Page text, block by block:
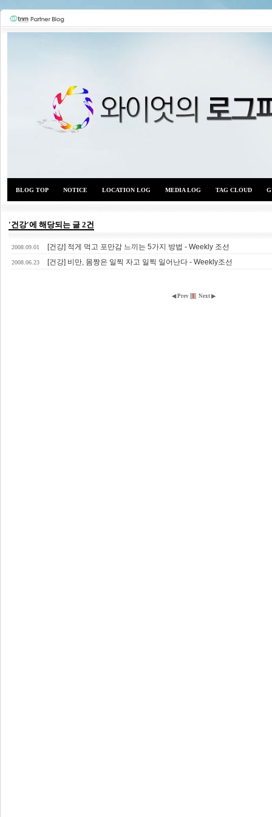
BLOG TOP NOTICE LOCATION LOG MEDIA LOG TAG CLOUD
'건강'에 해당되는 글 2건
2008.09.01 [건강] 적게 먹고 포만감 느끼는 5가지 방법 - Weekly 조선
2008.06.23 [건강] 비만, 몸짱은 일찍 자고 일찍 일어난다 - Weekly조선
◀ Prev 1 Next ▶